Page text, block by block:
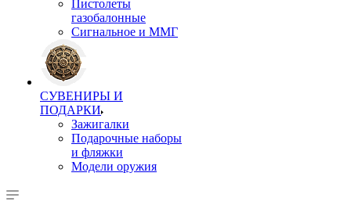
Пистолеты
газобалонные
Сигнальное и ММГ
СУВЕНИРЫ И
ПОДАРКИ
Зажигалки
Подарочные наборы
и фляжки
Модели оружия